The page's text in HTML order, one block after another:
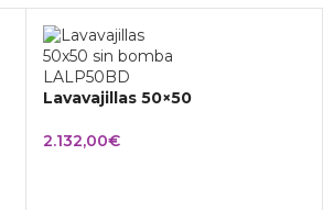
Lavavajillas 50×50
2.132,00€